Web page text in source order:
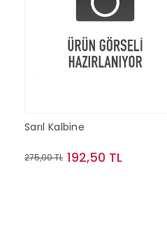
Sarıl Kalbine
275,00 TL 192,50 TL